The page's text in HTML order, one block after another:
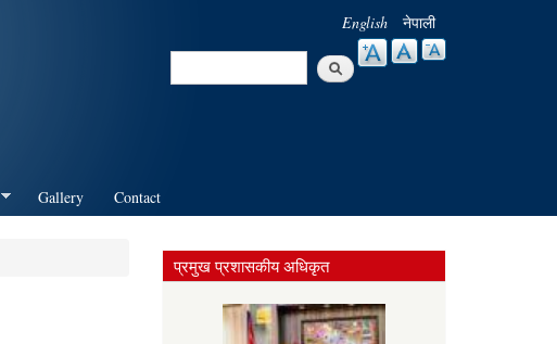
English नेपाली
Search
Gallery Contact
प्रमुख प्रशासकीय अधिकृत